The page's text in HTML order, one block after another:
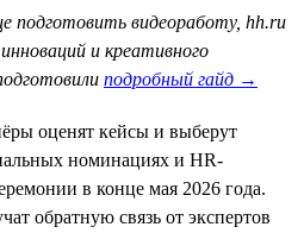
подготовить видеоработу, hh.ru
и креативного
подробный гайд →
оценят кейсы и выберут
номинациях и HR-
в конце мая 2026 года.
обратную связь от экспертов